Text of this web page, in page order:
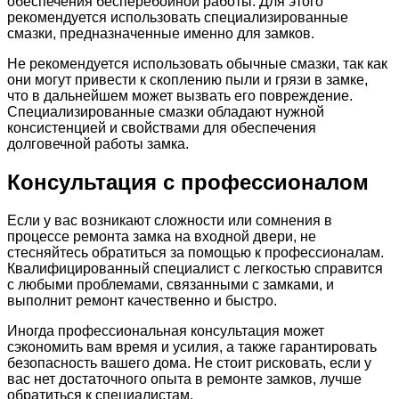
рекомендуется использовать специализированные
смазки, предназначенные именно для замков.
Не рекомендуется использовать обычные смазки, так как
они могут привести к скоплению пыли и грязи в замке,
что в дальнейшем может вызвать его повреждение.
Специализированные смазки обладают нужной
консистенцией и свойствами для обеспечения
долговечной работы замка.
Консультация с профессионалом
Если у вас возникают сложности или сомнения в
процессе ремонта замка на входной двери, не
стесняйтесь обратиться за помощью к профессионалам.
Квалифицированный специалист с легкостью справится
с любыми проблемами, связанными с замками, и
выполнит ремонт качественно и быстро.
Иногда профессиональная консультация может
сэкономить вам время и усилия, а также гарантировать
безопасность вашего дома. Не стоит рисковать, если у
вас нет достаточного опыта в ремонте замков, лучше
обратиться к специалистам.